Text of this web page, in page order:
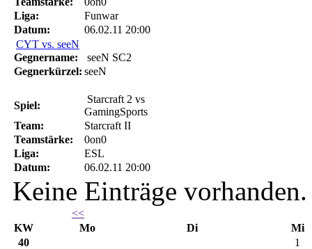
Liga:
Funwar
Datum:
06.02.11 20:00
CYT vs. seeN
Gegnername:
seeN SC2
Gegnerkürzel: seeN
Spiel:
Starcraft 2 vs
GamingSports
Team:
Starcraft II
Teamstärke:
0on0
Liga:
ESL
Datum:
06.02.11 20:00
Keine Einträge vorhanden.
<<
KW
Mo Di
Mi
40
1